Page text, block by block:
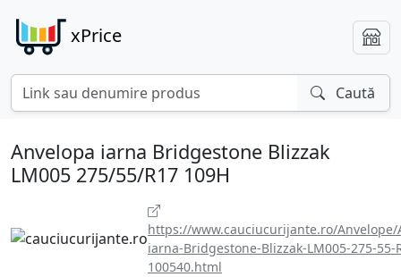
xPrice
Caută
Anvelopa iarna Bridgestone Blizzak
LM005 275/55/R17 109H
https://www.cauciucurijante.ro/Anvelope/
iarna-Bridgestone-Blizzak-LM005-275-55-
100540.html